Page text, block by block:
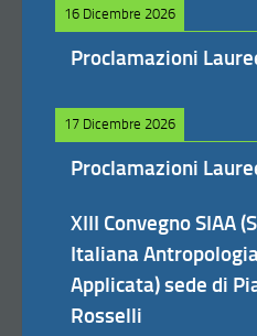
16 Dicembre 2026
Proclamazioni
17 Dicembre 2026
Proclamazioni
XIII Convegno SIAA
Italiana Antropologia
Applicata) sede di
Rosselli